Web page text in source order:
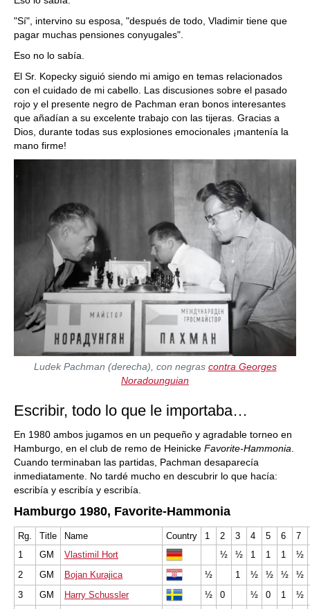
"Sí", intervino su esposa, "después de todo, Vladimir tiene que
pagar muchas pensiones conyugales".
Eso no lo sabía.
El Sr. Kopecky siguió siendo mi amigo en temas relacionados
con el cuidado de mi cabello. Las discusiones sobre el pasado
rojo y el presente negro de Pachman eran bonos interesantes
que añadían a su excelente trabajo con las tijeras. Gracias a
Dios, durante todas sus explosiones emocionales ¡mantenía la
mano firme!
Ludek Pachman (derecha), con negras contra Georges
Noradounguian
Escribir, todo lo que le importaba…
En 1980 ambos jugamos en un pequeño y agradable torneo en
Hamburgo, en el club de remo de Heinicke Favorite-Hammonia
Cuando terminaban las partidas, Pachman desaparecía
inmediatamente. No tardé mucho en descubrir lo que hacía:
escribía y escribía y escribía.
Hamburgo 1980, Favorite-Hammonia
Rg. Title Name Country 1 2 3 4 5 6
7
1
GM Vlastimil Hort ½ ½ 1 1 1
½
2
GM Bojan Kurajica ½ 1 ½ ½ ½
½
3
GM Harry Schussler ½ 0 ½ 0 1
½